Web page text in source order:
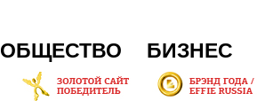
ОБЩЕСТВО БИЗНЕС